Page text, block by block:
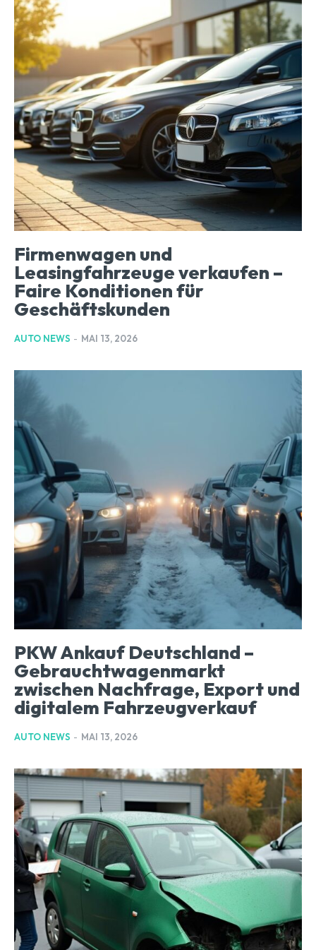
Firmenwagen und
Leasingfahrzeuge verkaufen –
Faire Konditionen für
Geschäftskunden
AUTO NEWS - MAI 13, 2026
PKW Ankauf Deutschland –
Gebrauchtwagenmarkt
zwischen Nachfrage, Export und
digitalem Fahrzeugverkauf
AUTO NEWS - MAI 13, 2026